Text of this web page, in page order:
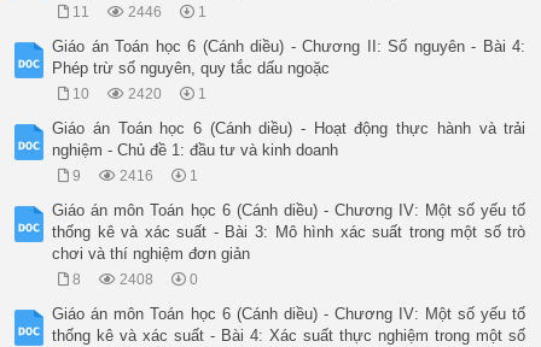
11 2446 1
Giáo án Toán học 6 (Cánh diều) - Chương II: Số nguyên - Bài 4:
Phép trừ số nguyên, quy tắc dấu ngoặc
10 2420 1
Giáo án Toán học 6 (Cánh diều) - Hoạt động thực hành và trải
nghiệm - Chủ đề 1: đầu tư và kinh doanh
9 2416 1
Giáo án môn Toán học 6 (Cánh diều) - Chương IV: Một số yếu tố
thống kê và xác suất - Bài 3: Mô hình xác suất trong một số trò
chơi và thí nghiệm đơn giản
8 2408 0
Giáo án môn Toán học 6 (Cánh diều) - Chương IV: Một số yếu tố
thống kê và xác suất - Bài 4: Xác suất thực nghiệm trong một số